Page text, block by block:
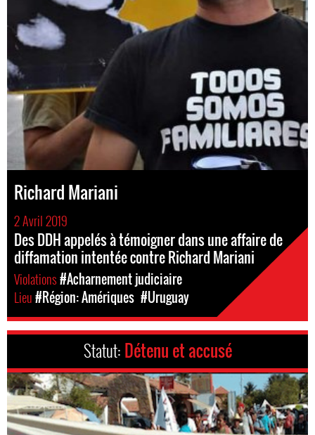
Richard Mariani
2 Avril 2019
Des DDH appelés à témoigner dans une affaire de
diffamation intentée contre Richard Mariani
Violations#Acharnement judiciaire
Lieu#Région: Amériques #Uruguay
Statut: Détenu et accusé